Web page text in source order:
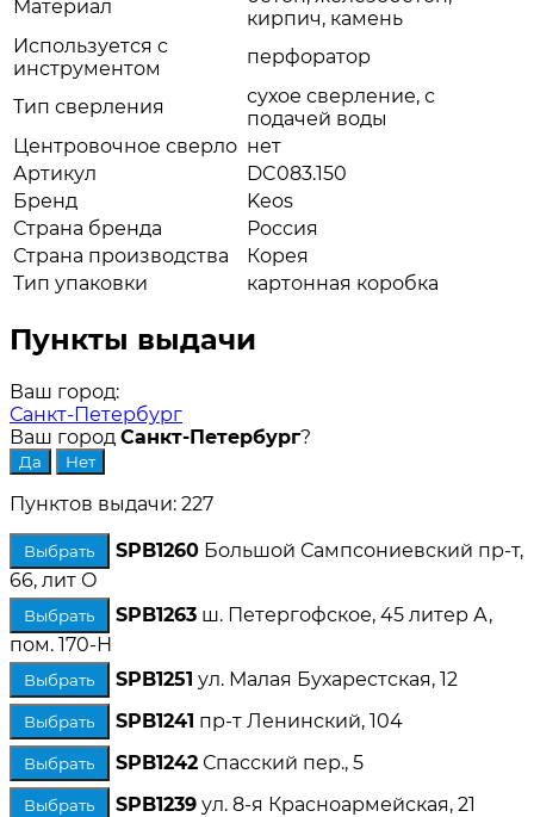
Материал
кирпич, камень
Используется c
инструментом
перфоратор
Тип сверления
сухое сверление, с
подачей воды
Центровочное сверло нет
Артикул
DC083.150
Бренд
Keos
Страна бренда
Россия
Страна производства
Корея
Тип упаковки
картонная коробка
Пункты выдачи
Ваш город:
Санкт-Петербург
Ваш город Санкт-Петербург?
Пунктов выдачи: 227
Выбрать SPB1260 Большой Сампсониевский пр-т,
66, лит О
Выбрать SPB1263 ш. Петергофское, 45 литер А,
пом. 170-Н
Выбрать SPB1251 ул. Малая Бухарестская, 12
Выбрать SPB1241 пр-т Ленинский, 104
Выбрать SPB1242 Спасский пер., 5
Выбрать SPB1239 ул. 8-я Красноармейская, 21